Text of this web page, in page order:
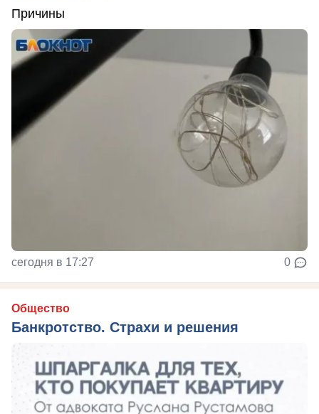
Причины
сегодня в 17:27 0
Общество
Банкротство. Страхи и решения